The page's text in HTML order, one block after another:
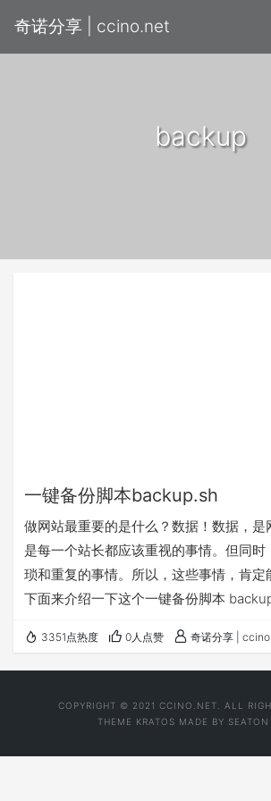
奇诺分享 | ccino.net
backup
一键备份脚本backup.sh
做网站最重要的是什么？数据！数据，是
是每一个站长都应该重视的事情。但同时
琐和重复的事情。所以，这些事情，肯定
下面来介绍一下这个一键备份脚本
据库全量备份或选择备份； 2、支持指定
份； 3、支持加密备份文件（需安装
配置，可选）； 5、支持…
3351点热度 0人点赞 奇诺分享 |
COPYRIGHT © 2021 CCINO.NET. ALL
THEME KRATOS MADE BY